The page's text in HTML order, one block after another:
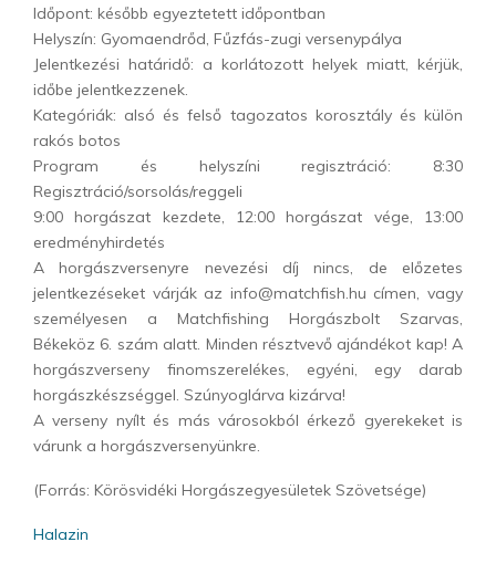
Időpont: később egyeztetett időpontban
Helyszín: Gyomaendrőd, Fűzfás-zugi versenypálya
Jelentkezési határidő: a korlátozott helyek miatt, kérjük,
időbe jelentkezzenek.
Kategóriák: alsó és felső tagozatos korosztály és külön
rakós botos
Program és helyszíni regisztráció: 8:30
Regisztráció/sorsolás/reggeli
9:00 horgászat kezdete, 12:00 horgászat vége, 13:00
eredményhirdetés
A horgászversenyre nevezési díj nincs, de előzetes
jelentkezéseket várják az info@matchfish.hu címen, vagy
személyesen a Matchfishing Horgászbolt Szarvas,
Békeköz 6. szám alatt. Minden résztvevő ajándékot kap! A
horgászverseny finomszerelékes, egyéni, egy darab
horgászkészséggel. Szúnyoglárva kizárva!
A verseny nyílt és más városokból érkező gyerekeket is
várunk a horgászversenyünkre.
(Forrás: Körösvidéki Horgászegyesületek Szövetsége)
Halazin